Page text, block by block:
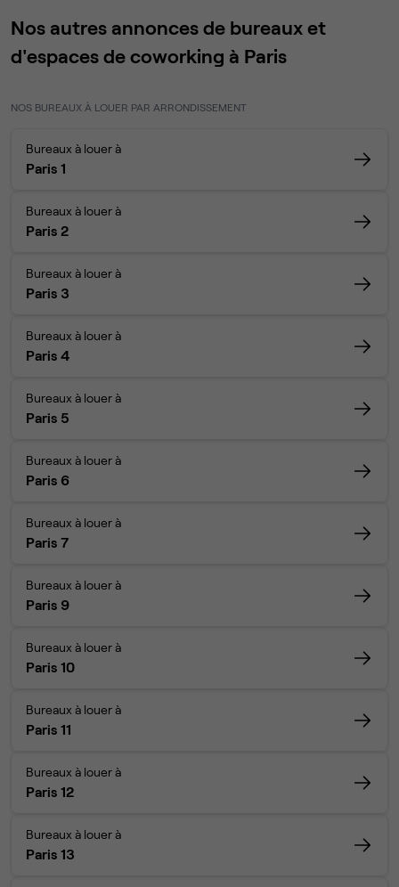
Nos autres annonces de bureaux et
d'espaces de coworking à Paris
NOS BUREAUX À LOUER PAR ARRONDISSEMENT
Bureaux à louer à
Paris 1
Bureaux à louer à
Paris 2
Bureaux à louer à
Paris 3
Bureaux à louer à
Paris 4
Bureaux à louer à
Paris 5
Bureaux à louer à
Paris 6
Bureaux à louer à
Paris 7
Bureaux à louer à
Paris 9
Bureaux à louer à
Paris 10
Bureaux à louer à
Paris 11
Bureaux à louer à
Paris 12
Bureaux à louer à
Paris 13